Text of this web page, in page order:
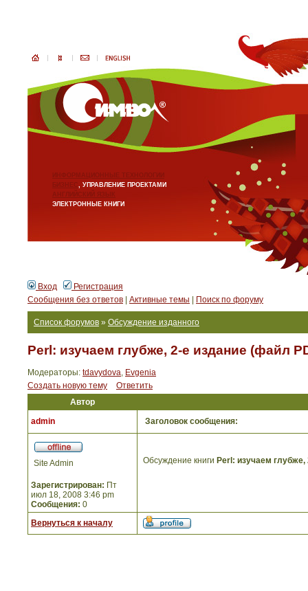
ИНФОРМАЦИОННЫЕ ТЕХНОЛОГИИ
БИЗНЕС, УПРАВЛЕНИЕ ПРОЕКТАМИ
АНГЛИЙСКИЙ ЯЗЫК
ЭЛЕКТРОННЫЕ КНИГИ
Вход
Регистрация
Сообщения без ответов
Активные темы Поиск по форуму
Список форумов » Обсуждение изданного
Perl: изучаем глубже, 2-е издание (файл
Модераторы: tdavydova, Evgenia
Создать новую тему
Ответить
Автор
admin
Заголовок сообщения:
Site Admin
Зарегистрирован: Пт
июл 18, 2008 3:46 pm
Сообщения: 0
Обсуждение книги Perl: изучаем
Вернуться к началу